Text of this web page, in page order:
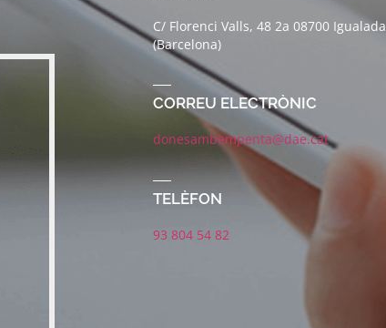
C/ Florenci Valls, 48 2a 08700 Igualada
(Barcelona)
CORREU ELECTRÒNIC
donesambempenta@dae.cat
TELÈFON
93 804 54 82